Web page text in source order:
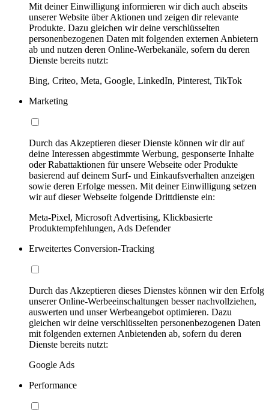
Mit deiner Einwilligung informieren wir dich auch abseits
unserer Website über Aktionen und zeigen dir relevante
Produkte. Dazu gleichen wir deine verschlüsselten
personenbezogenen Daten mit folgenden externen Anbietern
ab und nutzen deren Online-Werbekanäle, sofern du deren
Dienste bereits nutzt:
Bing, Criteo, Meta, Google, LinkedIn, Pinterest, TikTok
Marketing
Durch das Akzeptieren dieser Dienste können wir dir auf
deine Interessen abgestimmte Werbung, gesponserte Inhalte
oder Rabattaktionen für unsere Webseite oder Produkte
basierend auf deinem Surf- und Einkaufsverhalten anzeigen
sowie deren Erfolge messen. Mit deiner Einwilligung setzen
wir auf dieser Webseite folgende Drittdienste ein:
Meta-Pixel, Microsoft Advertising, Klickbasierte
Produktempfehlungen, Ads Defender
Erweitertes Conversion-Tracking
Durch das Akzeptieren dieses Dienstes können wir den Erfolg
unserer Online-Werbeeinschaltungen besser nachvollziehen,
auswerten und unser Werbeangebot optimieren. Dazu
gleichen wir deine verschlüsselten personenbezogenen Daten
mit folgenden externen Anbietenden ab, sofern du deren
Dienste bereits nutzt:
Google Ads
Performance